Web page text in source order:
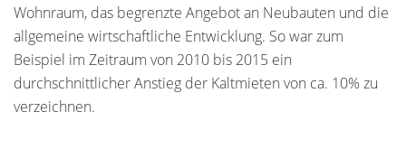
Wohnraum, das begrenzte Angebot an Neubauten und die
allgemeine wirtschaftliche Entwicklung. So war zum
Beispiel im Zeitraum von 2010 bis 2015 ein
durchschnittlicher Anstieg der Kaltmieten von ca. 10% zu
verzeichnen.